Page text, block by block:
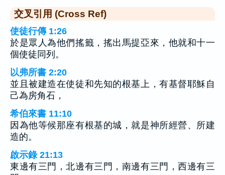
交叉引用 (Cross Ref)
使徒行傳 1:26
於是眾人為他們搖籤，搖出馬提亞來，他就和十一
個使徒同列。
以弗所書 2:20
並且被建造在使徒和先知的根基上，有基督耶穌自
己為房角石，
希伯來書 11:10
因為他等候那座有根基的城，就是神所經營、所建
造的。
啟示錄 21:13
東邊有三門，北邊有三門，南邊有三門，西邊有三